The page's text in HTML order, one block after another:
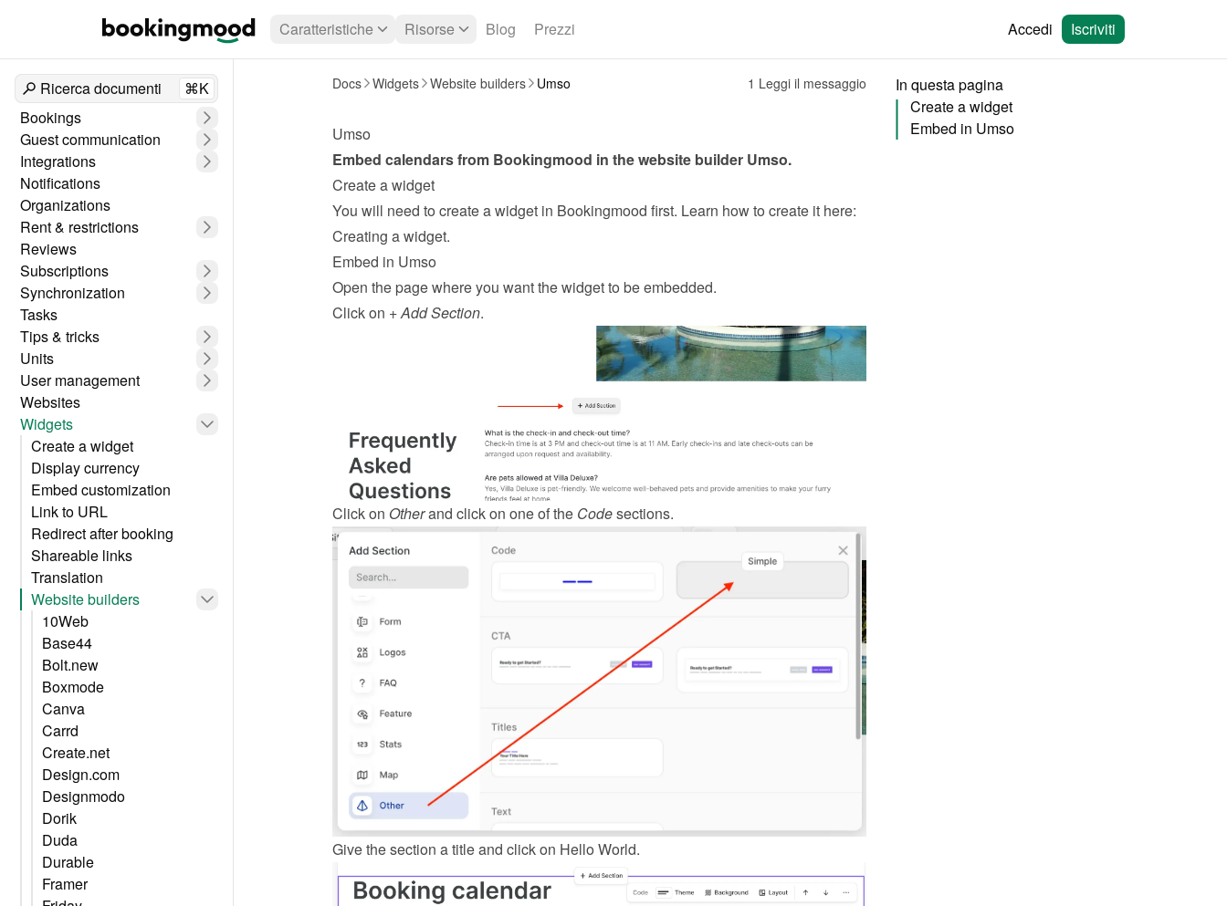
Caratteristiche Risorse Blog Prezzi Accedi Iscriviti
Ricerca documenti
⌘K
Bookings
Guest communication
Integrations
Notifications
Organizations
Rent & restrictions
Reviews
Subscriptions
Synchronization
Tasks
Tips & tricks
Units
User management
Websites
Widgets
Create a widget
Display currency
Embed customization
Link to URL
Redirect after booking
Shareable links
Translation
Website builders
10Web
Base44
Bolt.new
Boxmode
Canva
Carrd
Create.net
Design.com
Designmodo
Dorik
Duda
Durable
Framer
Docs Widgets Website builders Umso 1 Leggi il messaggio
Umso
Embed calendars from Bookingmood in the website builder Umso.
Create a widget
Creating a widget.
Embed in Umso
Open the page where you want the widget to be embedded.
Click on + Add Section.
Click on Other and click on one of the Code sections.
Give the section a title and click on Hello World.
In questa pagina
Create a widget
Embed in Umso